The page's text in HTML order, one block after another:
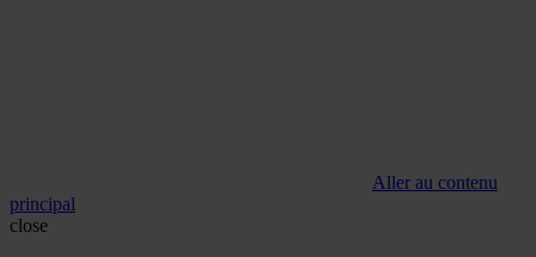
Aller au contenu
principal
close